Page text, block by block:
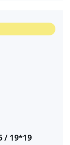
/ 19*19